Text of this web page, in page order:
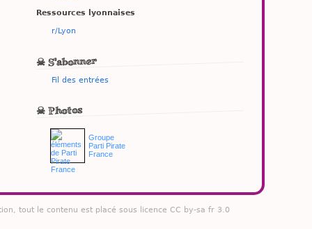
Ressources lyonnaises
r/Lyon
☠ S'abonner
Fil des entrées
☠ Photos
Groupe
Parti Pirate
France
tout le contenu est placé sous licence CC by-sa fr 3.0